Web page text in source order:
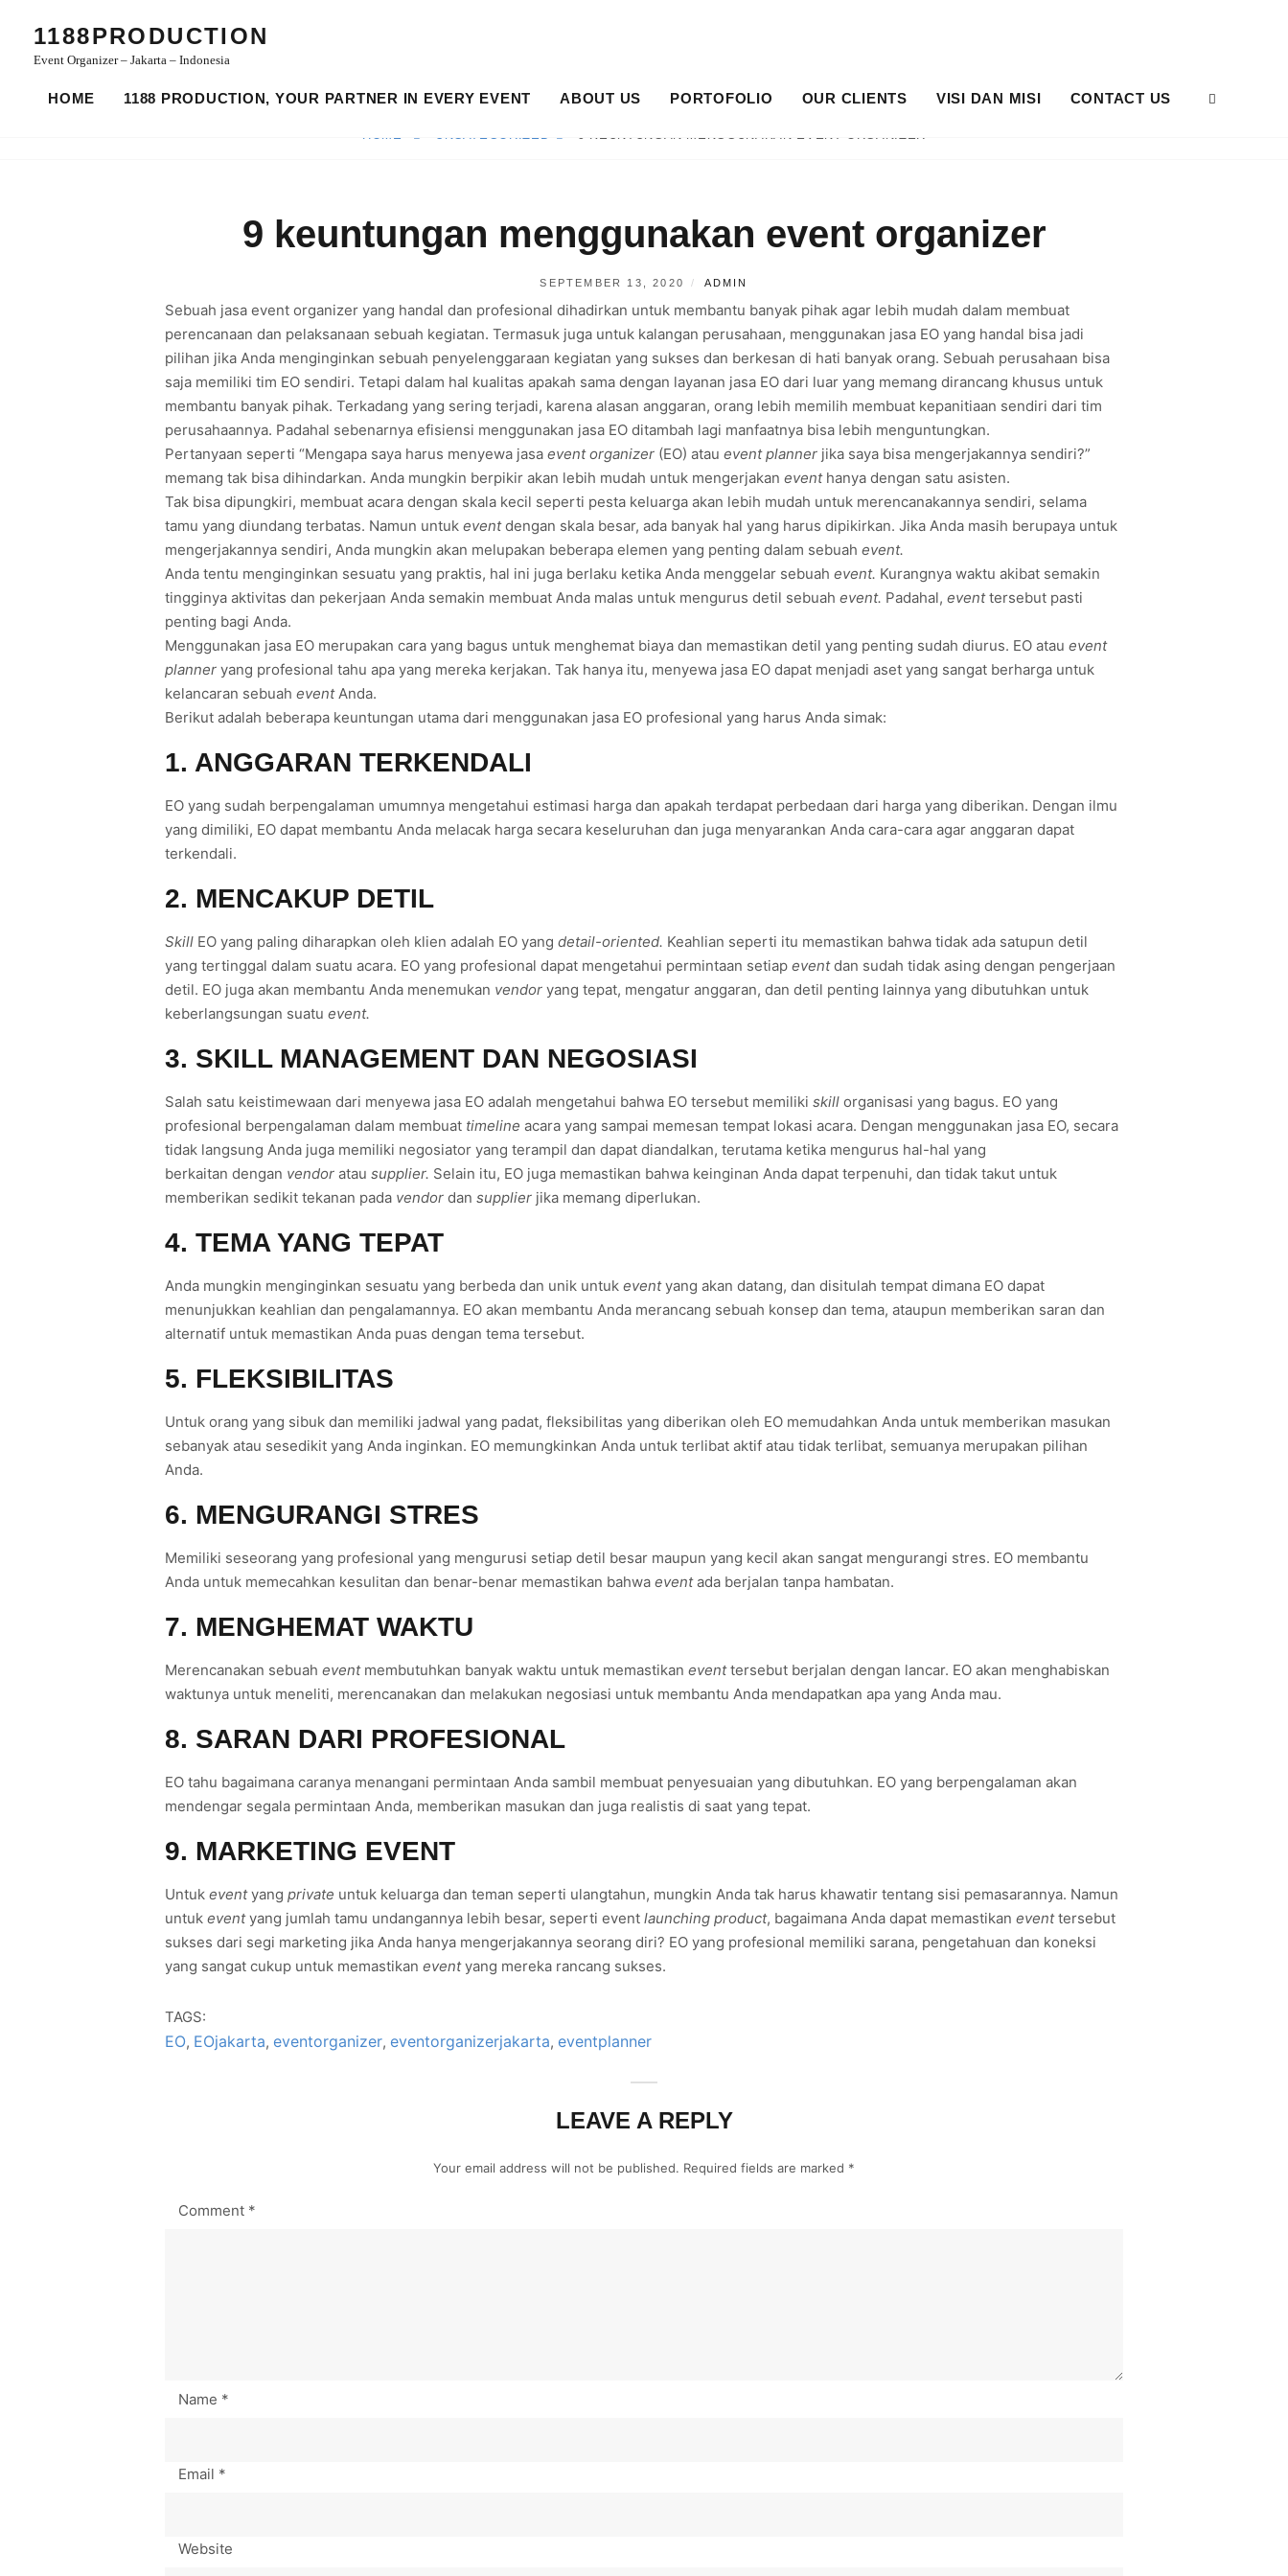
1188PRODUCTION
Event Organizer – Jakarta – Indonesia
HOME 1188 PRODUCTION, YOUR PARTNER IN EVERY EVENT ABOUT US PORTOFOLIO OUR CLIENTS VISI DAN MISI CONTACT US
HOME UNCATEGORIZED 9 KEUNTUNGAN MENGGUNAKAN EVENT ORGANIZER
9 keuntungan menggunakan event organizer
SEPTEMBER 13, 2020 ADMIN
Sebuah jasa event organizer yang handal dan profesional dihadirkan untuk membantu banyak pihak agar lebih mudah dalam membuat
perencanaan dan pelaksanaan sebuah kegiatan. Termasuk juga untuk kalangan perusahaan, menggunakan jasa EO yang handal bisa jadi
pilihan jika Anda menginginkan sebuah penyelenggaraan kegiatan yang sukses dan berkesan di hati banyak orang. Sebuah perusahaan bisa
saja memiliki tim EO sendiri. Tetapi dalam hal kualitas apakah sama dengan layanan jasa EO dari luar yang memang dirancang khusus untuk
membantu banyak pihak. Terkadang yang sering terjadi, karena alasan anggaran, orang lebih memilih membuat kepanitiaan sendiri dari tim
perusahaannya. Padahal sebenarnya efisiensi menggunakan jasa EO ditambah lagi manfaatnya bisa lebih menguntungkan.
Pertanyaan seperti “Mengapa saya harus menyewa jasa event organizer (EO) atau event planner jika saya bisa mengerjakannya sendiri?”
memang tak bisa dihindarkan. Anda mungkin berpikir akan lebih mudah untuk mengerjakan event hanya dengan satu asisten.
Tak bisa dipungkiri, membuat acara dengan skala kecil seperti pesta keluarga akan lebih mudah untuk merencanakannya sendiri, selama
tamu yang diundang terbatas. Namun untuk eventdengan skala besar, ada banyak hal yang harus dipikirkan. Jika Anda masih berupaya untuk
mengerjakannya sendiri, Anda mungkin akan melupakan beberapa elemen yang penting dalam sebuah event.
Anda tentu menginginkan sesuatu yang praktis, hal ini juga berlaku ketika Anda menggelar sebuah event. Kurangnya waktu akibat semakin
tingginya aktivitas dan pekerjaan Anda semakin membuat Anda malas untuk mengurus detil sebuah event. Padahal, eventtersebut pasti
penting bagi Anda.
Menggunakan jasa EO merupakan cara yang bagus untuk menghemat biaya dan memastikan detil yang penting sudah diurus. EO atau event
planner yang profesional tahu apa yang mereka kerjakan. Tak hanya itu, menyewa jasa EO dapat menjadi aset yang sangat berharga untuk
kelancaran sebuah eventAnda.
Berikut adalah beberapa keuntungan utama dari menggunakan jasa EO profesional yang harus Anda simak:
1. ANGGARAN TERKENDALI
EO yang sudah berpengalaman umumnya mengetahui estimasi harga dan apakah terdapat perbedaan dari harga yang diberikan. Dengan ilmu
yang dimiliki, EO dapat membantu Anda melacak harga secara keseluruhan dan juga menyarankan Anda cara-cara agar anggaran dapat
terkendali.
2. MENCAKUP DETIL
Skill EO yang paling diharapkan oleh klien adalah EO yang detail-oriented. Keahlian seperti itu memastikan bahwa tidak ada satupun detil
yang tertinggal dalam suatu acara. EO yang profesional dapat mengetahui permintaan setiap eventdan sudah tidak asing dengan pengerjaan
detil. EO juga akan membantu Anda menemukan vendor yang tepat, mengatur anggaran, dan detil penting lainnya yang dibutuhkan untuk
keberlangsungan suatu event.
3. SKILL MANAGEMENT DAN NEGOSIASI
Salah satu keistimewaan dari menyewa jasa EO adalah mengetahui bahwa EO tersebut memiliki skill organisasi yang bagus. EO yang
profesional berpengalaman dalam membuat timeline acara yang sampai memesan tempat lokasi acara. Dengan menggunakan jasa EO, secara
tidak langsung Anda juga memiliki negosiator yang terampil dan dapat diandalkan, terutama ketika mengurus hal-hal yang
berkaitan dengan vendor atau supplier. Selain itu, EO juga memastikan bahwa keinginan Anda dapat terpenuhi, dan tidak takut untuk
memberikan sedikit tekanan pada vendor dan supplier jika memang diperlukan.
4. TEMA YANG TEPAT
Anda mungkin menginginkan sesuatu yang berbeda dan unik untuk eventyang akan datang, dan disitulah tempat dimana EO dapat
menunjukkan keahlian dan pengalamannya. EO akan membantu Anda merancang sebuah konsep dan tema, ataupun memberikan saran dan
alternatif untuk memastikan Anda puas dengan tema tersebut.
5. FLEKSIBILITAS
Untuk orang yang sibuk dan memiliki jadwal yang padat, fleksibilitas yang diberikan oleh EO memudahkan Anda untuk memberikan masukan
sebanyak atau sesedikit yang Anda inginkan. EO memungkinkan Anda untuk terlibat aktif atau tidak terlibat, semuanya merupakan pilihan
Anda.
6. MENGURANGI STRES
Memiliki seseorang yang profesional yang mengurusi setiap detil besar maupun yang kecil akan sangat mengurangi stres. EO membantu
Anda untuk memecahkan kesulitan dan benar-benar memastikan bahwa eventada berjalan tanpa hambatan.
7. MENGHEMAT WAKTU
Merencanakan sebuah event membutuhkan banyak waktu untuk memastikan eventtersebut berjalan dengan lancar. EO akan menghabiskan
waktunya untuk meneliti, merencanakan dan melakukan negosiasi untuk membantu Anda mendapatkan apa yang Anda mau.
8. SARAN DARI PROFESIONAL
EO tahu bagaimana caranya menangani permintaan Anda sambil membuat penyesuaian yang dibutuhkan. EO yang berpengalaman akan
mendengar segala permintaan Anda, memberikan masukan dan juga realistis di saat yang tepat.
9. MARKETING EVENT
Untuk eventyang private untuk keluarga dan teman seperti ulangtahun, mungkin Anda tak harus khawatir tentang sisi pemasarannya. Namun
untuk eventyang jumlah tamu undangannya lebih besar, seperti event launching product, bagaimana Anda dapat memastikan eventtersebut
sukses dari segi marketing jika Anda hanya mengerjakannya seorang diri? EO yang profesional memiliki sarana, pengetahuan dan koneksi
yang sangat cukup untuk memastikan eventyang mereka rancang sukses.
TAGS:
EO, EOjakarta, eventorganizer, eventorganizerjakarta, eventplanner
LEAVE A REPLY
Your email address will not be published. Required fields are marked *
Comment *
Name *
Email *
Website